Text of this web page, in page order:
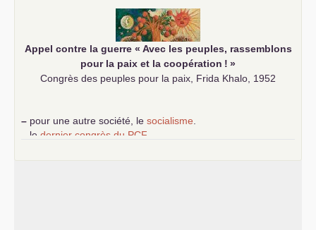
Appel contre la guerre « Avec les peuples, rassemblons
pour la paix et la coopération ! »
Congrès des peuples pour la paix, Frida Khalo, 1952
– pour une autre société, le socialisme
le dernier congrès du PCF